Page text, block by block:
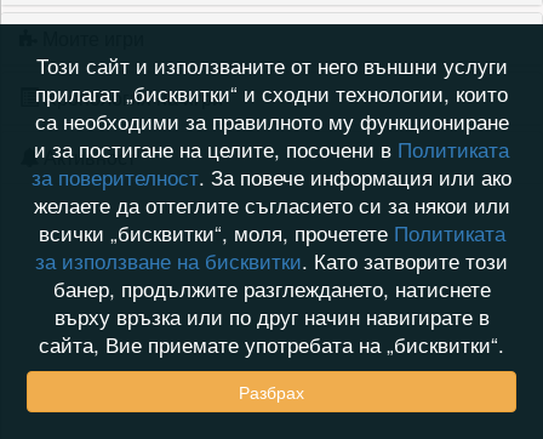
Хронология на игри
Активност
Този сайт и използваните от него външни услуги
прилагат „бисквитки“ и сходни технологии, които
са необходими за правилното му функциониране
и за постигане на целите, посочени в Политиката
за поверителност. За повече информация или ако
желаете да оттеглите съгласието си за някои или
всички „бисквитки“, моля, прочетете Политиката
за използване на бисквитки. Като затворите този
банер, продължите разглеждането, натиснете
върху връзка или по друг начин навигирате в
сайта, Вие приемате употребата на „бисквитки“.
Разбрах